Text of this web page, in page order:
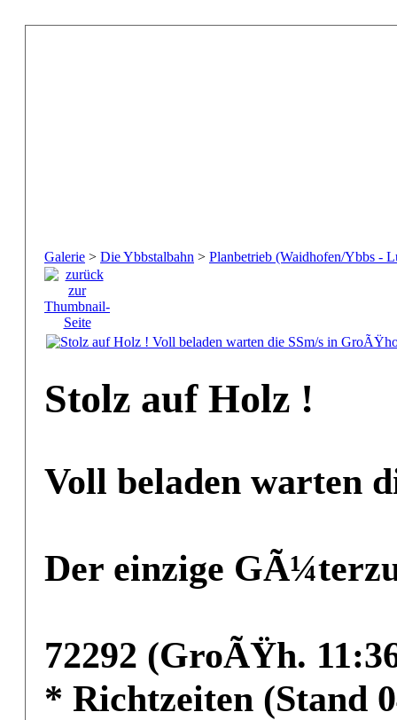
Galerie > Die Ybbstalbahn > Planbetrieb (Waidhofen/Ybbs -
Stolz auf Holz !
Voll beladen warten
Der einzige
72292 (GroÃŸh.
* Richtzeiten (Stand